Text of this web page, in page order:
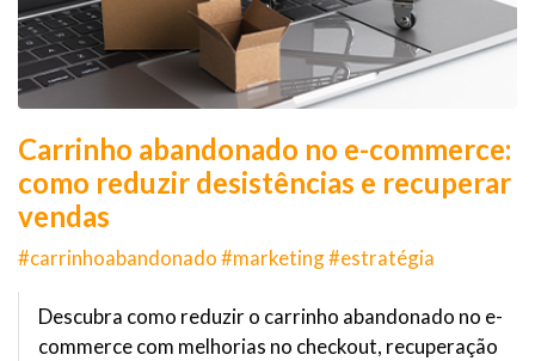
Carrinho abandonado no e-commerce:
como reduzir desistências e recuperar
vendas
#carrinhoabandonado #marketing #estratégia
Descubra como reduzir o carrinho abandonado no e-
commerce com melhorias no checkout, recuperação